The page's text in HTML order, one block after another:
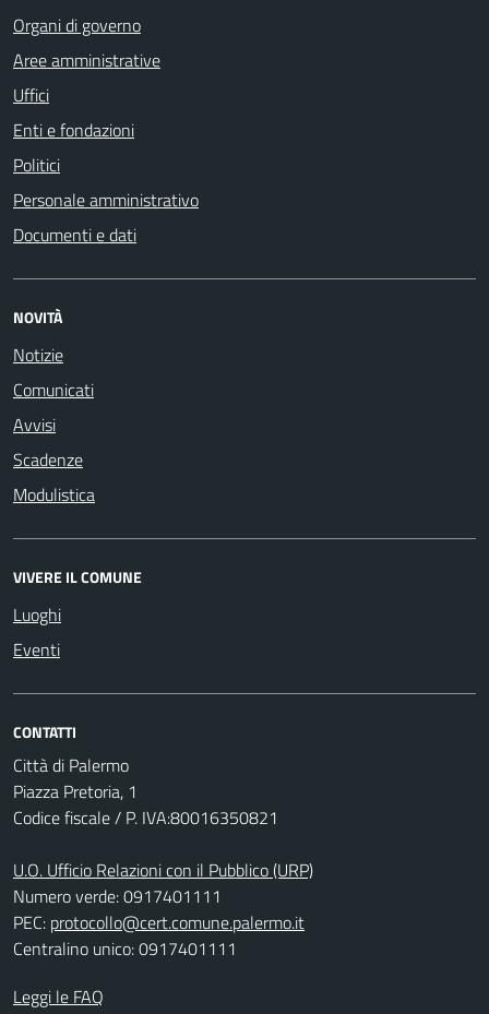
Organi di governo
Aree amministrative
Uffici
Enti e fondazioni
Politici
Personale amministrativo
Documenti e dati
NOVITÀ
Notizie
Comunicati
Avvisi
Scadenze
Modulistica
VIVERE IL COMUNE
Luoghi
Eventi
CONTATTI
Città di Palermo
Piazza Pretoria, 1
Codice fiscale / P. IVA:80016350821
U.O. Ufficio Relazioni con il Pubblico (URP)
Numero verde: 0917401111
PEC: protocollo@cert.comune.palermo.it
Centralino unico: 0917401111
Leggi le FAQ